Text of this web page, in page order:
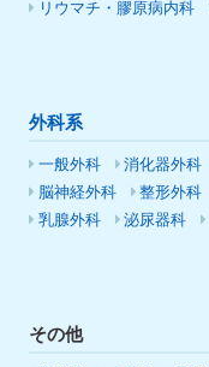
リウマチ・膠原病内科
外科系
一般外科 消化器外科
脳神経外科
整形外科
乳腺外科
泌尿器科
その他